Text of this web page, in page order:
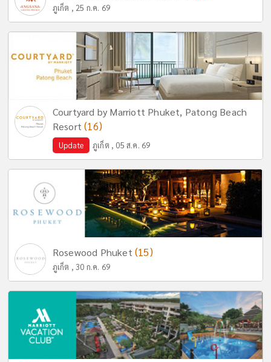
ภูเก็ต , 25 ก.ค. 69
Courtyard by Marriott Phuket, Patong Beach
Resort(16)
Update ภูเก็ต , 05 ส.ค. 69
Rosewood Phuket (15)
ภูเก็ต , 30 ก.ค. 69